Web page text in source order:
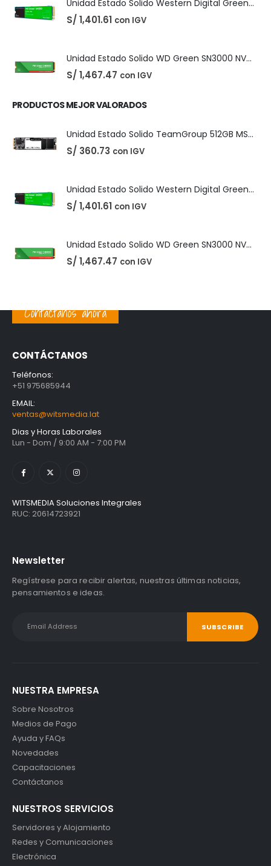
S/360.73 con IGV
S/1,401.61 con IGV
1,467.47 con IGV
PRODUCTOS MEJOR VALORADOS
S/360.73 con IGV
S/1,401.61 con IGV
S/1,467.47
Contáctanos ahora
CONTÁCTANOS
Teléfonos:
+51 975685944
EMAIL:
ventas@witsmedia.lat
Dias y Horas Laborales
Lun - Dom / 9:00 AM - 7:00 PM
WITSMEDIA Soluciones Integrales
RUC: 20614723921
Newsletter
Regístrese para recibir alertas, nuestras últimas noticias,
pensamientos e ideas.
NUESTRA EMPRESA
Sobre Nosotros
Medios de Pago
Ayuda y FAQs
Novedades
Capacitaciones
Contáctanos
NUESTROS SERVICIOS
Servidores y Alojamiento
Redes y Comunicaciones
Electrónica